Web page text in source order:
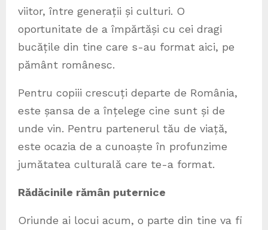
viitor, între generații și culturi. O
oportunitate de a împărtăși cu cei dragi
bucățile din tine care s-au format aici, pe
pământ românesc.
Pentru copiii crescuți departe de România,
este șansa de a înțelege cine sunt și de
unde vin. Pentru partenerul tău de viață,
este ocazia de a cunoaște în profunzime
jumătatea culturală care te-a format.
Rădăcinile rămân puternice
Oriunde ai locui acum, o parte din tine va fi